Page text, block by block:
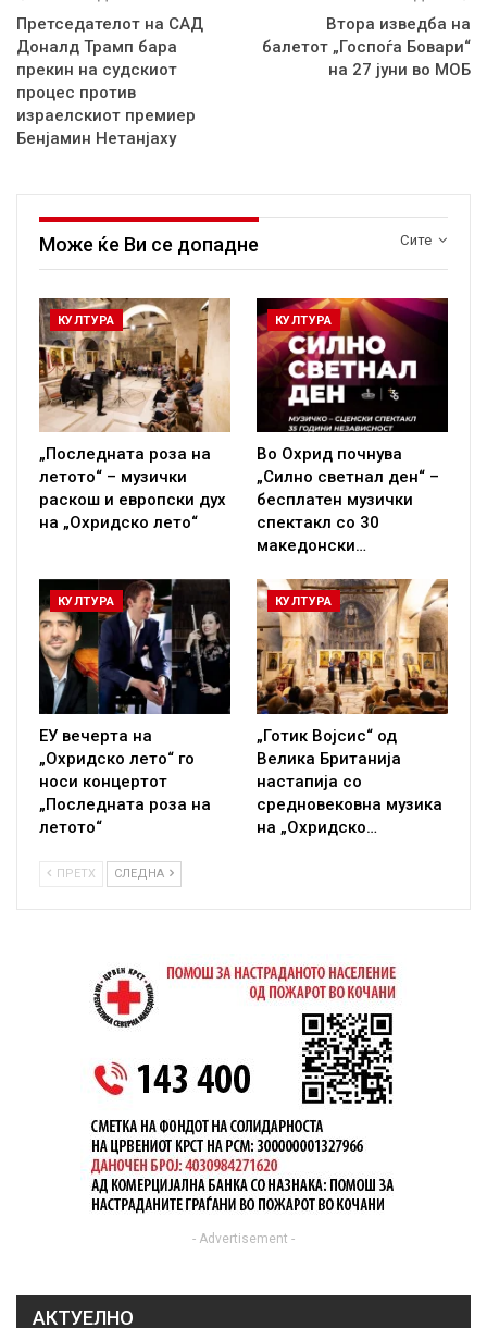
Претседателот на САД
Доналд Трамп бара
прекин на судскиот
процес против
израелскиот премиер
Бенјамин Нетанјаху
Втора изведба на
балетот „Госпоѓа Бовари“
на 27 јуни во МОБ
Сите
Може ќе Ви се допадне
КУЛТУРА
„Последната роза на
летото“ – музички
раскош и европски дух
на „Охридско лето“
КУЛТУРА
Во Охрид почнува
„Силно светнал ден“ –
бесплатен музички
спектакл со 30
македонски…
КУЛТУРА
ЕУ вечерта на
„Охридско лето“ го
носи концертот
„Последната роза на
летото“
КУЛТУРА
„Готик Војсис“ од
Велика Британија
настапија со
средновековна музика
на „Охридско…
ПРЕТХ СЛЕДНА
- Advertisement -
АКТУЕЛНО